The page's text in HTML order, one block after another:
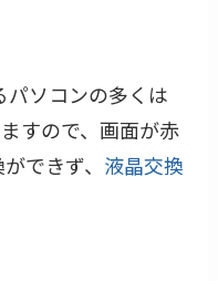
パソコンの多くは
すので、画面が赤
できず、 液晶交換